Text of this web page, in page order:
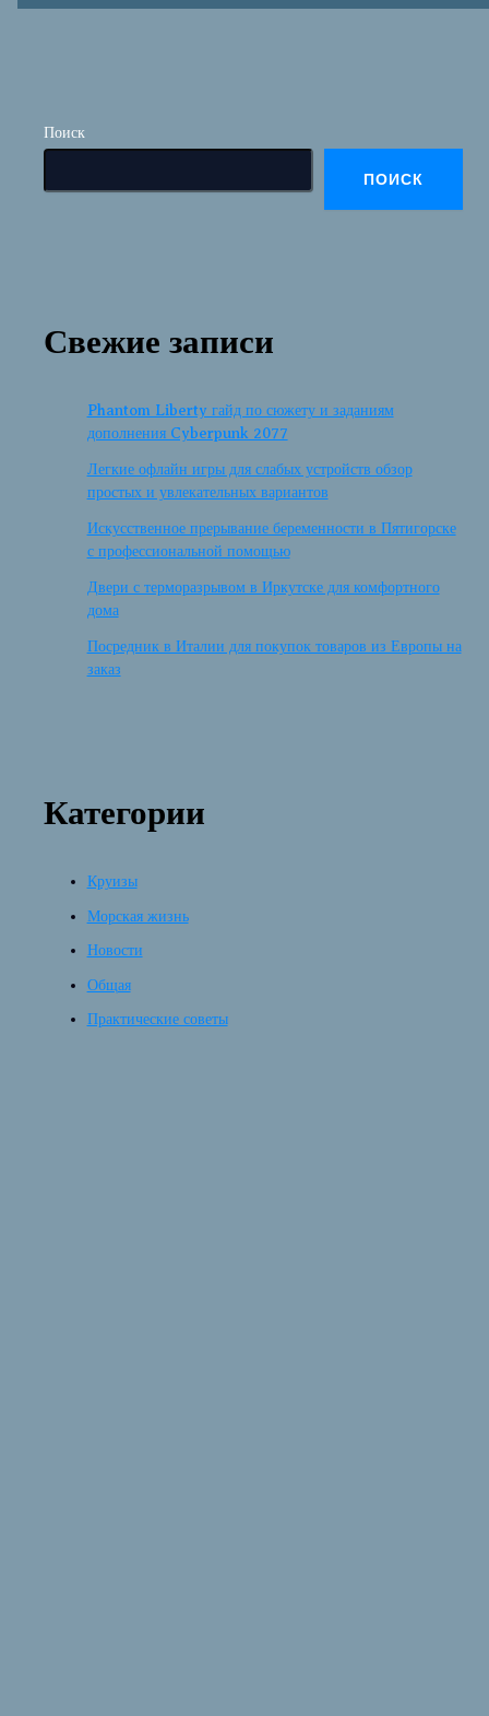
Поиск
ПОИСК
Свежие записи
Phantom Liberty гайд по сюжету и заданиям
дополнения Cyberpunk 2077
Легкие офлайн игры для слабых устройств обзор
простых и увлекательных вариантов
Искусственное прерывание беременности в Пятигорске
с профессиональной помощью
Двери с терморазрывом в Иркутске для комфортного
дома
Посредник в Италии для покупок товаров из Европы на
заказ
Категории
Круизы
Морская жизнь
Новости
Общая
Практические советы